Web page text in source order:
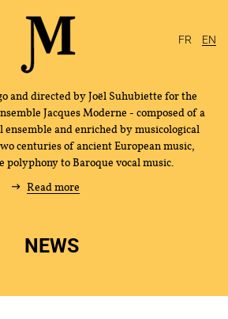
FR EN
and directed by Joël Suhubiette for the
Jacques Moderne - composed of a
and enriched by musicological
centuries of ancient European music,
polyphony to Baroque vocal music.
Read more
NEWS